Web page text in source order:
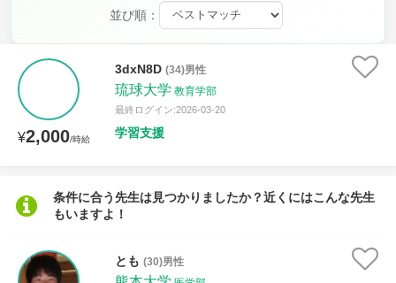
並び順：
¥2,000/時給
3dxN8D (34)男性
琉球大学 教育学部
最終ログイン:2026-03-20
学習支援
条件に合う先生は見つかりましたか？近くにはこんな先生
もいますよ！
とも (30)男性
保健・体育 図画工作 書写
時給：¥1,000 ～ ¥10,000
授業可能日
土曜日 日曜日
所属大学